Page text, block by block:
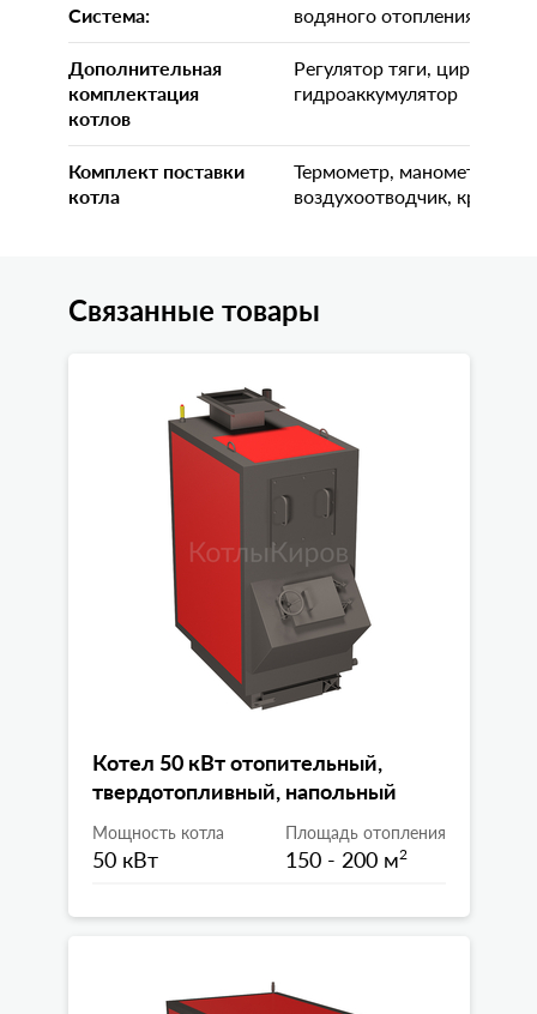
Система:
водяного отопления
Дополнительная
комплектация
котлов
Регулятор тяги,
гидроаккумулятор
Комплект поставки
котла
Термометр, манометр,
воздухоотводчик, краны
Связанные товары
Котел 50 кВт отопительный,
твердотопливный, напольный
Мощность котла
50 кВт
Площадь отопления
150 - 200 м2